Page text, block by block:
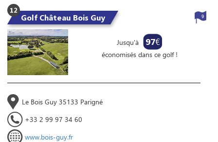
12
Golf Château Bois Guy
Jusqu'à 97€
économisés dans ce golf !
9
Le Bois Guy 35133 Parigné
+33 2 99 97 34 60
www.bois-guy.fr